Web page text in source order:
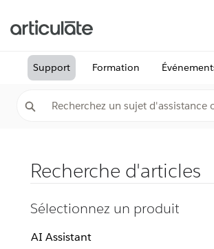
Support Formation
Recherche d'articles
Sélectionnez un produit
AI Assistant